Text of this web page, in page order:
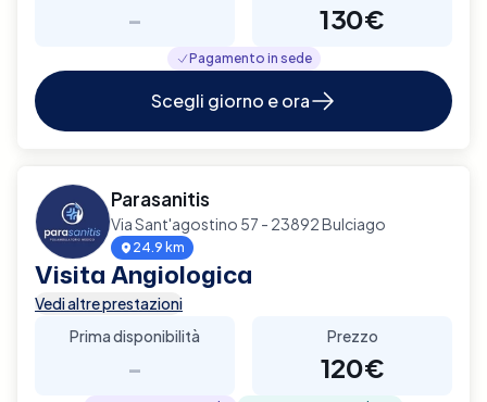
- 130€
Pagamento in sede
Scegli giorno e ora
Parasanitis
Via Sant'agostino 57 - 23892 Bulciago
24.9 km
Visita Angiologica
Vedi altre prestazioni
Prima disponibilità
-
Prezzo
120€